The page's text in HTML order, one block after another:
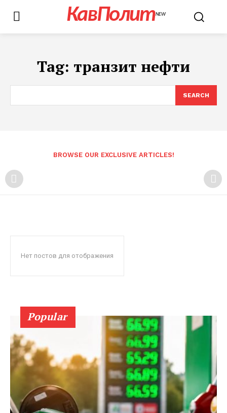
КавПолитNEW
Tag: транзит нефти
SEARCH
BROWSE OUR EXCLUSIVE ARTICLES!
Нет постов для отображения
Popular